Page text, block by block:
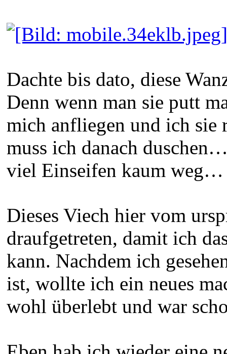
Dachte bis dato, diese
Denn wenn man sie putt
mich anfliegen und ich sie
muss ich danach
viel Einseifen kaum weg…
Dieses Viech hier vom
draufgetreten, damit ich
kann. Nachdem ich
ist, wollte ich ein neues
wohl überlebt und war